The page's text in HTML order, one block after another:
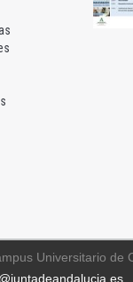
Universitario de